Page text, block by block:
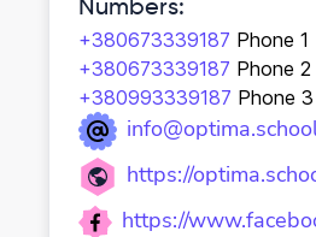
Numbers:
+380673339187 Phone 1
+380673339187 Phone 2
+380993339187 Phone 3
https://
https://